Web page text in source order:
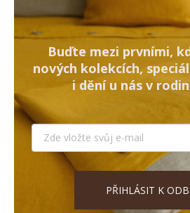
Buďte mezi prvními,
nových kolekcích,
i dění u nás v
PŘIHLÁSIT K